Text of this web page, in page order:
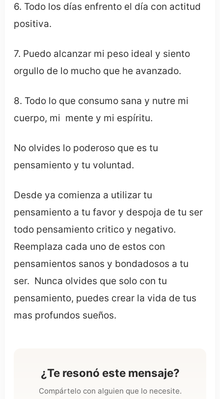
6. Todo los días enfrento el día con actitud
positiva.
7. Puedo alcanzar mi peso ideal y siento
orgullo de lo mucho que he avanzado.
8. Todo lo que consumo sana y nutre mi
cuerpo, mi mente y mi espíritu.
No olvides lo poderoso que es tu
pensamiento y tu voluntad.
Desde ya comienza a utilizar tu
pensamiento a tu favor y despoja de tu ser
todo pensamiento critico y negativo.
Reemplaza cada uno de estos con
pensamientos sanos y bondadosos a tu
ser. Nunca olvides que solo con tu
pensamiento, puedes crear la vida de tus
mas profundos sueños.
¿Te resonó este mensaje?
Compártelo con alguien que lo necesite.